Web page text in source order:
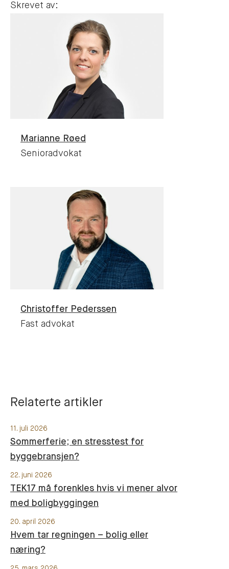
Skrevet av:
Marianne Røed
Senioradvokat
Christoffer Pederssen
Fast advokat
Relaterte artikler
11. juli 2026
Sommerferie; en stresstest for
byggebransjen?
22. juni 2026
TEK17 må forenkles hvis vi mener alvor
med boligbyggingen
20. april 2026
Hvem tar regningen – bolig eller
næring?